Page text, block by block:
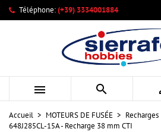
Téléphone:(+39) 3334001884
 
Accueil MOTEURS DE FUSÉE Recharges
648J285CL-15A - Recharge 38 mm CTI
Mes listes d'envies
Créer une nouvelle liste
Créer une liste d'envies
Nom de la liste d'envies
Annuler
Connexion
Vous devez être connecté pour
liste d'envies.